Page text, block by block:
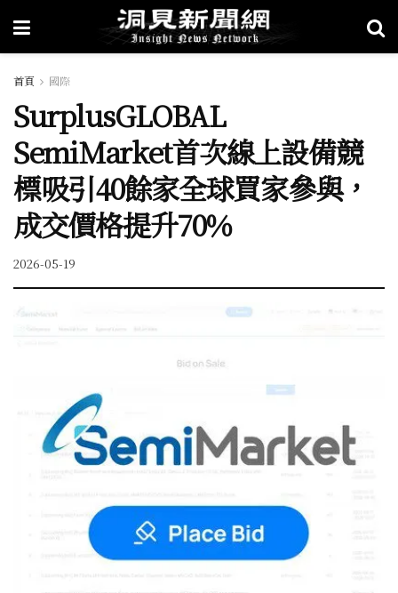
首頁 國際
SurplusGLOBAL
SemiMarket首次線上設備競
標吸引40餘家全球買家參與，
成交價格提升70%
2026-05-19